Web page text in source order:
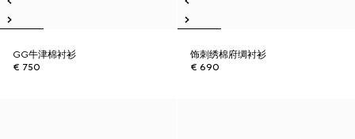
GG牛津棉衬衫
€ 750
饰刺绣棉府绸衬衫
€ 690